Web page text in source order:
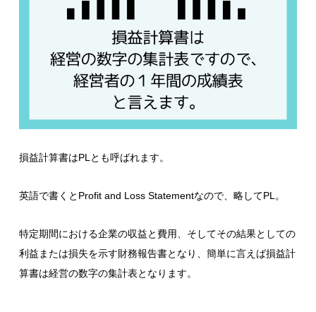
損益計算書はPLとも呼ばれます。
英語で書くとProfit and Loss Statementなので、略してPL。
特定期間における企業の収益と費用、そしてその結果としての
利益または損失を示す財務報告書となり、簡単に言えば損益計
算書は経営の数字の集計表となります。